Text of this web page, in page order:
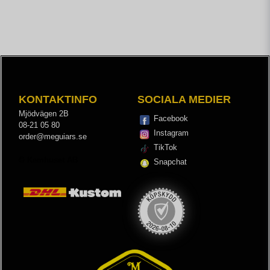
KONTAKTINFO
Mjödvägen 2B
08-21 05 80
order@meguiars.se
SOCIALA MEDIER
Facebook
Instagram
TikTok
Snapchat